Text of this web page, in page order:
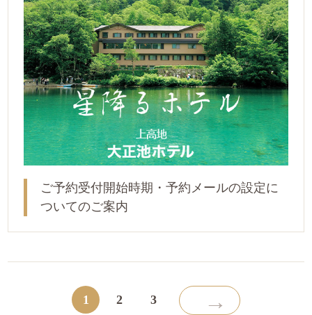
ご予約受付開始時期・予約メールの設定に
ついてのご案内
1 2 3 →